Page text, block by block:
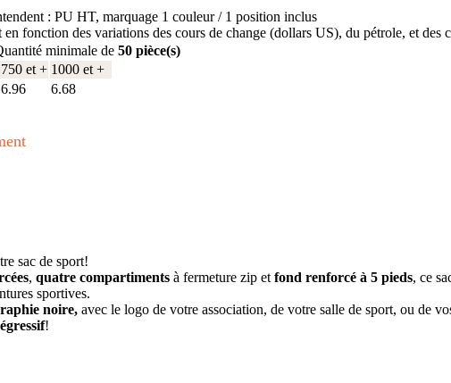
: PU HT, marquage 1 couleur / 1 position inclus
fonction des variations des cours de change (dollars US), du pétrole, et des
minimale de 50 pièce(s)
750 et + 1000 et +
6.96 6.68
sac de sport!
, quatre compartiments à fermeture zip et fond renforcé à 5 pieds, ce
sportives.
noire, avec le logo de votre association, de votre salle de sport, ou de
!